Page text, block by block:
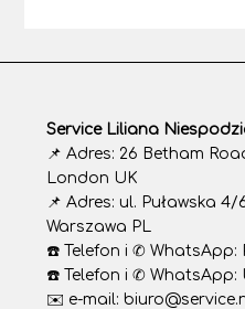
Service Liliana
📌 Adres: 26 Betham
London UK
📌 Adres: ul. Puławska
Warszawa PL
☎️ Telefon i ✆ WhatsApp:
☎️ Telefon i ✆ WhatsApp:
✉️ e-mail: